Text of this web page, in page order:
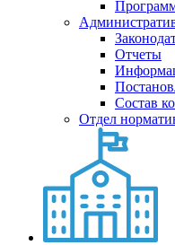
Отчеты
Состав
Отдел